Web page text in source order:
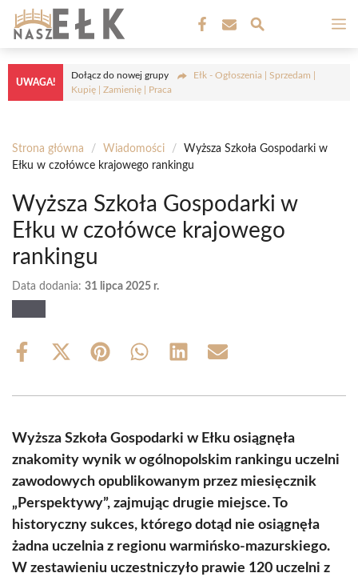
Przejdź
treści
UWAGA!
Dołącz do nowej grupy
Ełk - Ogłoszenia | Sprzedam |
Kupię | Zamienię | Praca
Strona główna / Wiadomości /
Wyższa Szkoła Gospodarki w
Ełku w czołówce krajowego rankingu
Wyższa Szkoła Gospodarki w
Ełku w czołówce krajowego
rankingu
Data dodania: 31 lipca 2025 r.
Share
Share
(Twitter)
Share Share Share Share
Wyższa Szkoła Gospodarki w Ełku osiągnęła
znakomity wynik w ogólnopolskim rankingu uczelni
zawodowych opublikowanym przez miesięcznik
„Perspektywy”, zajmując drugie miejsce. To
historyczny sukces, którego dotąd nie osiągnęła
żadna uczelnia z regionu warmińsko-mazurskiego.
W zestawieniu uczestniczyło prawie 120 uczelni z